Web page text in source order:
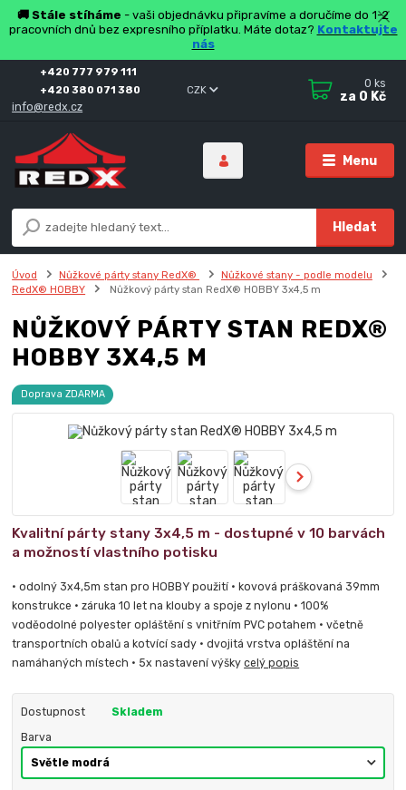
🚚 Stále stíháme - vaši objednávku připravíme a doručíme do 1-2
pracovních dnů bez expresního příplatku. Máte dotaz? Kontaktujte
nás
Menu
CZK
Hledat
+420 777 979 111
+420 380 071 380
info@redx.cz
0 ks
za 0 Kč
Úvod Nůžkové párty stany RedX®
Nůžkové stany - podle modelu
RedX® HOBBY
Nůžkový párty stan RedX® HOBBY 3x4,5 m
NŮŽKOVÝ PÁRTY STAN REDX®
HOBBY 3X4,5 M
Doprava ZDARMA
Kvalitní párty stany 3x4,5 m - dostupné v 10 barvách
a možností vlastního potisku
• odolný 3x4,5m stan pro HOBBY použití • kovová práškovaná 39mm
konstrukce • záruka 10 let na klouby a spoje z nylonu • 100%
voděodolné polyester opláštění s vnitřním PVC potahem • včetně
transportních obalů a kotvící sady • dvojitá vrstva opláštění na
namáhaných místech • 5x nastavení výškycelý popis
Dostupnost Skladem
Barva